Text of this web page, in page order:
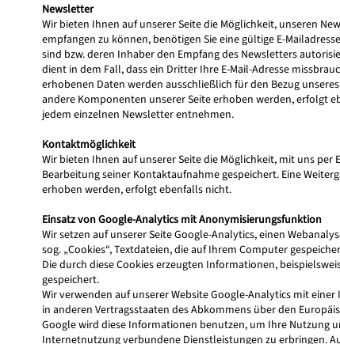
Newsletter
Wir bieten Ihnen auf unserer Seite die Möglichkeit, unseren
empfangen zu können, benötigen Sie eine gültige E-
sind bzw. deren Inhaber den Empfang des Newsletters
dient in dem Fall, dass ein Dritter Ihre E-Mail-Adresse
erhobenen Daten werden ausschließlich für den Bezug
andere Komponenten unserer Seite erhoben werden, erfolgt
jedem einzelnen Newsletter entnehmen.
Kontaktmöglichkeit
Wir bieten Ihnen auf unserer Seite die Möglichkeit, mit uns
Bearbeitung seiner Kontaktaufnahme gespeichert. Eine
erhoben werden, erfolgt ebenfalls nicht.
Einsatz von Google-Analytics mit Anonymisierungsfunktion
Wir setzen auf unserer Seite Google-Analytics, einen
sog. „Cookies“, Textdateien, die auf Ihrem Computer
Die durch diese Cookies erzeugten Informationen,
gespeichert.
Wir verwenden auf unserer Website Google-Analytics mit
in anderen Vertragsstaaten des Abkommens über den
Google wird diese Informationen benutzen, um Ihre Nutzung
Internetnutzung verbundene Dienstleistungen zu erbringen.